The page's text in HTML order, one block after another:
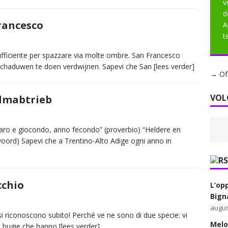
per spazzare via molte ombre. San Francesco
te doen verdwijnen. Sapevi che San [lees verder]
e giocondo, anno fecondo” (proverbio) “Heldere en
Sapevi che a Trentino-Alto Adige ogni anno in
riconoscono subito! Perché ve ne sono di due specie: vi
→ Of